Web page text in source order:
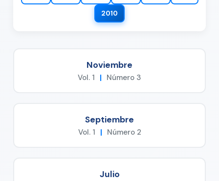
2010
Noviembre
Vol. 1 | Número 3
Septiembre
Vol. 1 | Número 2
Julio